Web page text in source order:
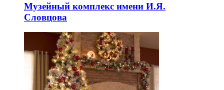
Музейный комплекс имени И.Я.
Словцова